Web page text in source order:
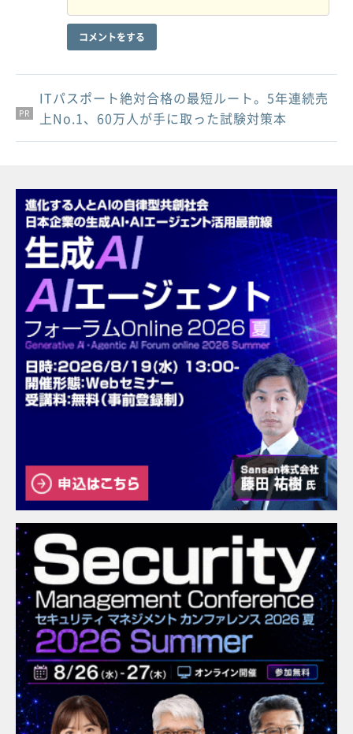
コメントをする
PR
PR
PR
ITパスポート絶対合格の最短ルート。5年連続売
上No.1、60万人が手に取った試験対策本